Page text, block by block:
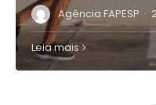
Agência FAPESP ·
Leia mais